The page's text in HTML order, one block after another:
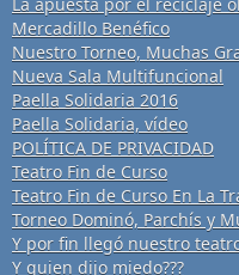
Mercadillo Benéfico
Nuestro Torneo, Muchas
Nueva Sala Multifuncional
Paella Solidaria 2016
Paella Solidaria, vídeo
POLÍTICA DE PRIVACIDAD
Teatro Fin de Curso
Teatro Fin de Curso En La
Torneo Dominó, Parchís y
Y por fin llegó nuestro
Y quien dijo miedo???